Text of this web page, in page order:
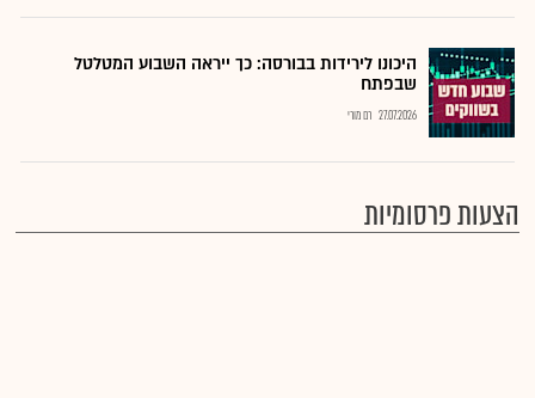
היכונו לירידות בבורסה: כך ייראה השבוע המטלטל
שבפתח
27.07.2026 רם מורי
הצעות פרסומיות